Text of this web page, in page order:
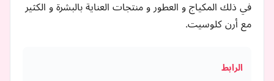
في ذلك المكياج و العطور و منتجات العناية بالبشرة و الكثير
مع أرن كلوسيت.
الرابط